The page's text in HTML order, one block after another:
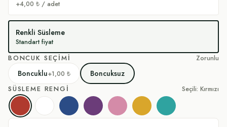
+4,00 ₺ / adet
Renkli Süsleme
Standart fiyat
BONCUK SEÇIMI Zorunlu
Boncuklu+1,00 ₺ Boncuksuz
SÜSLEME RENGI Seçili: Kırmızı
Kırmızı Beyaz LacivertMor Pembe Sarı Turkuaz